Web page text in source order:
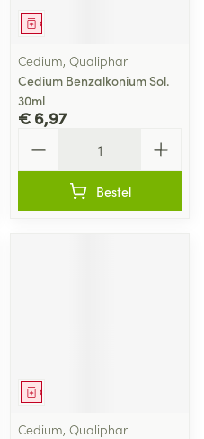
Geneesmiddel
Cedium, Qualiphar
Cedium Benzalkonium Sol.
30ml
€ 6,97
Bestel
Geneesmiddel
Cedium, Qualiphar